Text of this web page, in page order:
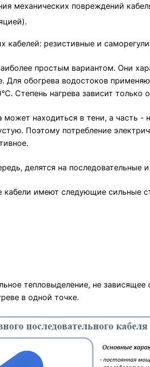
механических повреждений
кабелей: резистивные и
простым вариантом. Они
Для обогрева водостоков
Степень нагрева зависит только
может находиться в тени, а часть -
Поэтому потребление
делятся на последовательные
кабели имеют следующие сильные
тепловыделение, не
в одной точке.